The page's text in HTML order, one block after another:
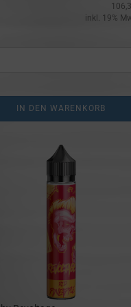
inkl. 19%
IN DEN WARENKORB